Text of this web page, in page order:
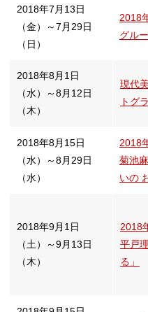
2018年7月13日
（金）～7月29日
（日）
2018
グル
2018年8月1日
（水）～8月12日
（木）
現代
トグ
2018年8月15日
（水）～8月29日
（水）
2018
菊池
いの
2018年9月1日
（土）～9月13日
（木）
2018
平戸
る」